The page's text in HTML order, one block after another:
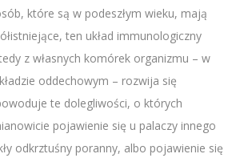
które są w podeszłym wieku, mają
ten układ immunologiczny
z własnych komórek organizmu – w
oddechowym – rozwija się
te dolegliwości, o których
pojawienie się u palaczy innego
odkrztuśny poranny, albo pojawienie się